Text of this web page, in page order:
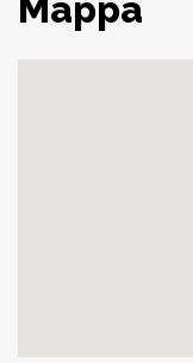
Mappa